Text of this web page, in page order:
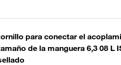
para conectar el
de la manguera 6,3 08 L